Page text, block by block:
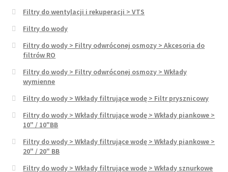
Filtry do wentylacji i rekuperacji > VTS
Filtry do wody
Filtry do wody > Filtry odwróconej osmozy > Akcesoria do
filtrów RO
Filtry do wody > Filtry odwróconej osmozy > Wkłady
wymienne
Filtry do wody > Wkłady filtrujące wodę > Filtr prysznicowy
Filtry do wody > Wkłady filtrujące wodę > Wkłady piankowe >
10" / 10"BB
Filtry do wody > Wkłady filtrujące wodę > Wkłady piankowe >
20" / 20" BB
Filtry do wody > Wkłady filtrujące wodę > Wkłady sznurkowe